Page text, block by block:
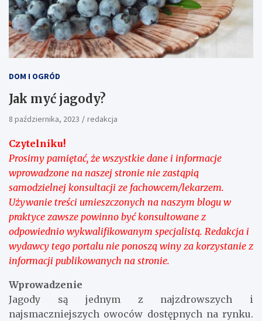
DOM I OGRÓD
Jak myć jagody?
8 października, 2023 redakcja
Czytelniku!
Prosimy pamiętać, że wszystkie dane i informacje
wprowadzone na naszej stronie nie zastąpią
samodzielnej konsultacji ze fachowcem/lekarzem.
Używanie treści umieszczonych na naszym blogu w
praktyce zawsze powinno być konsultowane z
odpowiednio wykwalifikowanym specjalistą. Redakcja i
wydawcy tego portalu nie ponoszą winy za korzystanie z
informacji publikowanych na stronie.
Wprowadzenie
Jagody są jednym z najzdrowszych i
najsmaczniejszych owoców dostępnych na rynku.